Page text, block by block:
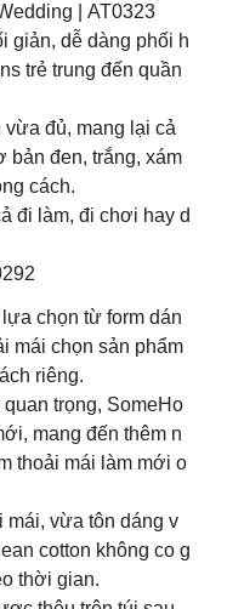
| AT0323
giản, dễ dàng phối h
trẻ trung đến quần
đủ, mang lại cả
bản đen, trắng, xám
cách.
đi làm, đi chơi hay d
chọn từ form dán
mái chọn sản phẩm
riêng.
trọng, SomeHo
mang đến thêm n
thoải mái làm mới o
mái, vừa tôn dáng v
cotton không co g
thời gian.